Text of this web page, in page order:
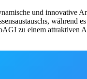
und innovative
während
zu einem attraktiven